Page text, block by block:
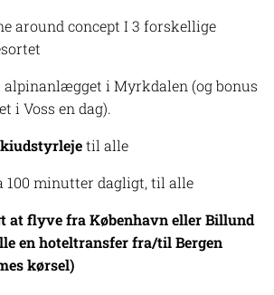
around concept I 3 forskellige
i Myrkdalen (og bonus
Voss en dag).
til alle
100 minutter dagligt, til alle
at flyve fra København eller Billund
en hoteltransfer fra/til Bergen
kørsel)